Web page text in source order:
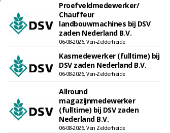
Proefveldmedewerker/
Chauffeur
landbouwmachines bij DSV
zaden Nederland B.V.
06-08-2026, Ven-Zelderheide
Kasmedewerker (fulltime) bij
DSV zaden Nederland B.V.
06-08-2026, Ven-Zelderheide
Allround
magazijnmedewerker
(fulltime) bij DSV zaden
Nederland B.V.
06-08-2026, Ven Zelderheide